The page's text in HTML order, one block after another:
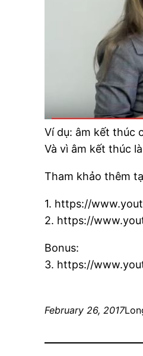
Ví dụ: âm kết thúc
Và vì âm kết thúc là
Tham khảo thêm
1. https://
2. https://
Bonus:
3. https://
February 26, 2017